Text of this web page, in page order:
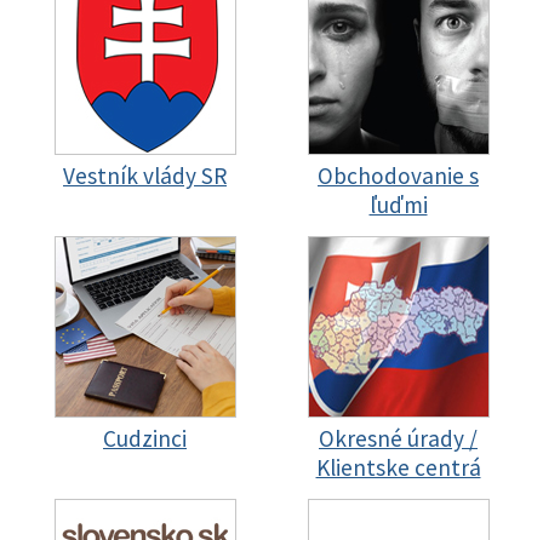
Vestník vlády SR
Obchodovanie s
ľuďmi
Cudzinci
Okresné úrady /
Klientske centrá